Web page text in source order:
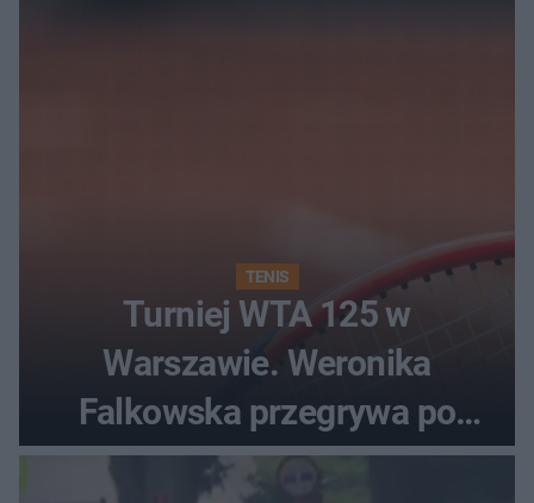
TENIS
Turniej WTA 125 w
Warszawie. Weronika
Falkowska przegrywa po
zaciętym boju